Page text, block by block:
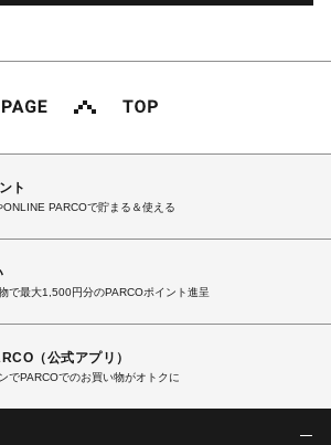
ト
ONLINE PARCOで貯まる＆使える
で最大1,500円分のPARCOポイント進呈
（公式アプリ）
でPARCOでのお買い物がオトクに